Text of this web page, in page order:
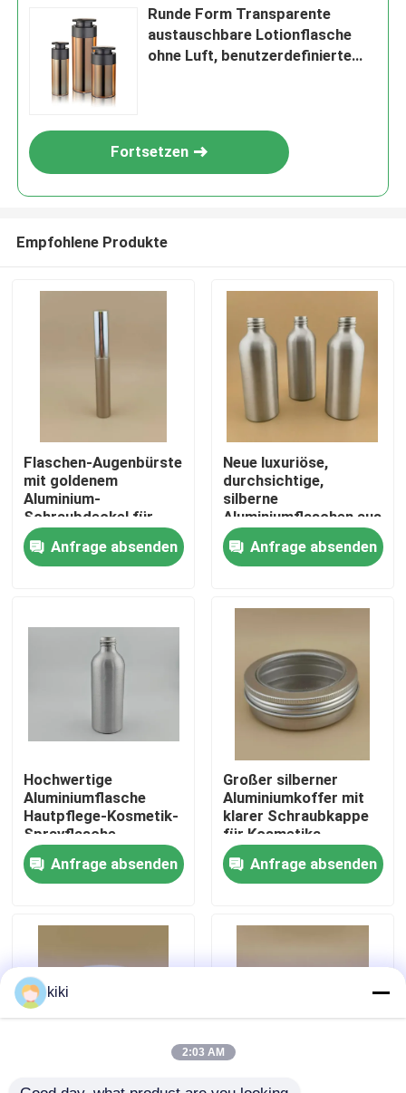
Heim
Produkte
Werksbesichtigung
Qualitätskontrolle
Kontakt mit uns
Rechtssachen
Triggerpumpensprüher
Runde Form Transparente
austauschbare Lotionflasche
ohne Luft, benutzerdefinierte
Fortsetzen
Empfohlene Produkte
Flaschen-Augenbürste
mit goldenem
Aluminium-
Schraubdeckel für
Frauen
Anfrage absenden
Neue luxuriöse,
durchsichtige,
silberne
Aluminiumflaschen aus
hochwertigen
kosmetischen
Aluminiumflaschen
Anfrage absenden
Hochwertige
Aluminiumflasche
Hautpflege-Kosmetik-
Sprayflasche
Anfrage absenden
Großer silberner
Aluminiumkoffer mit
klarer Schraubkappe
für Kosmetika
Anfrage absenden
kiki
2:03 AM